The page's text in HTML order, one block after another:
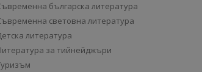
българска литература
световна литература
литература
за тийнейджъри